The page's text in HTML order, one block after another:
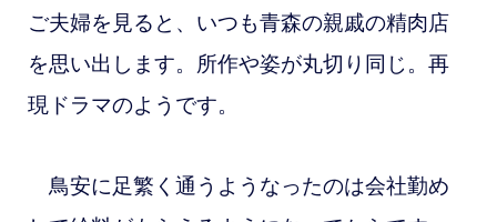
ご夫婦を見ると、いつも青森の親戚の精肉店
を思い出します。所作や姿が丸切り同じ。再
現ドラマのようです。
鳥安に足繁く通うようなったのは会社勤め